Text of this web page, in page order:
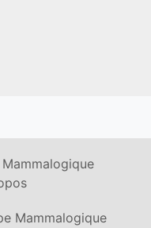
Mammalogique